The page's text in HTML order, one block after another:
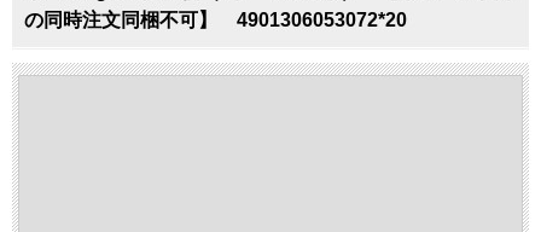
の同時注文同梱不可】 4901306053072*20